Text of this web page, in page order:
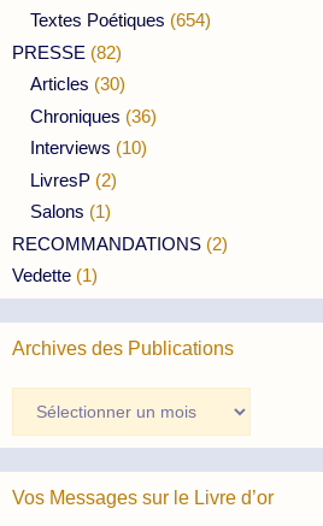
Textes Poétiques (654)
PRESSE (82)
Articles (30)
Chroniques (36)
Interviews (10)
LivresP (2)
Salons (1)
RECOMMANDATIONS (2)
Vedette (1)
Archives des Publications
des
Publications
Vos Messages sur le Livre d’or